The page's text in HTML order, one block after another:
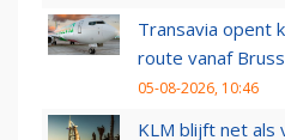
Transavia opent
route vanaf
05-08-2026, 10:46
KLM blijft net als